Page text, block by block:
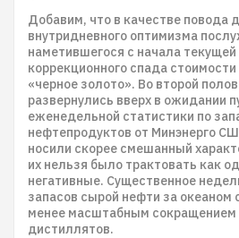
Добавим, что в качестве повода
внутридневного оптимизма
наметившегося с начала
коррекционного спада
«черное золото». Во второй
развернулись вверх в ожидании
еженедельной статистики по
нефтепродуктов от Минэнерго
носили скорее смешанный
их нельзя было трактовать как
негативные. Существенное
запасов сырой нефти за океаном
менее масштабным сокращением
дистиллятов.